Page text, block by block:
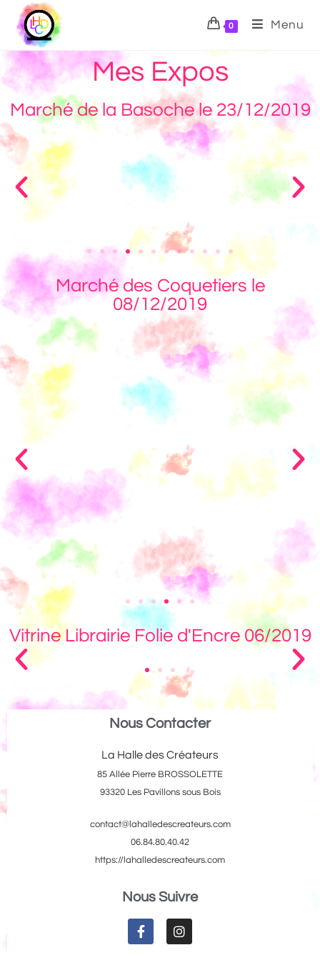
0 Menu
Mes Expos
Marché de la Basoche le 23/12/2019
Marché des Coquetiers le
08/12/2019
Vitrine Librairie Folie d'Encre 06/2019
Nous Contacter
La Halle des Créateurs
85 Allée Pierre BROSSOLETTE
93320 Les Pavillons sous Bois
contact@lahalledescreateurs.com
06.84.80.40.42
https://lahalledescreateurs.com
Nous Suivre